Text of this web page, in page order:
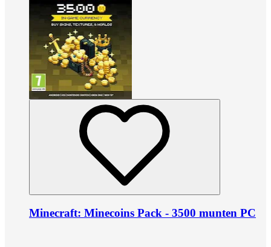
Minecraft: Minecoins Pack - 3500 munten PC